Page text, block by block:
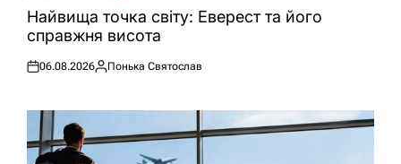
УНайвища точка світу: Еверест та його
справжня висота
Оприлюднено
06.08.2026
Опубліковано
Понька Святослав